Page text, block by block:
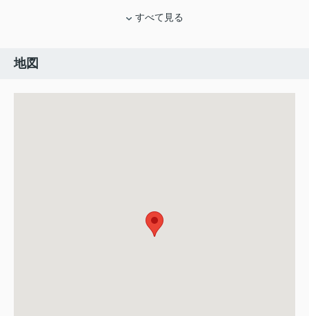
すべて見る
地図